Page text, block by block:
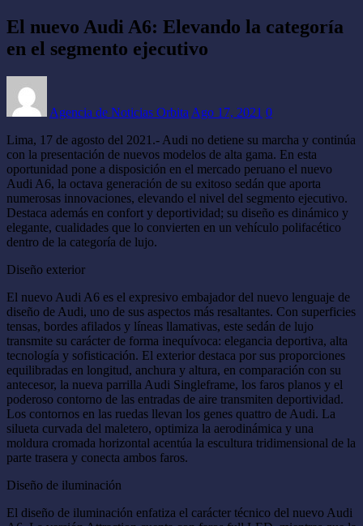
El nuevo Audi A6: Elevando la categoría
en el segmento ejecutivo
Agencia de Noticias Orbita Ago 17, 2021 0
Lima, 17 de agosto del 2021.- Audi no detiene su marcha y continúa
con la presentación de nuevos modelos de alta gama. En esta
oportunidad pone a disposición en el mercado peruano el nuevo
Audi A6, la octava generación de su exitoso sedán que aporta
numerosas innovaciones, elevando el nivel del segmento ejecutivo.
Destaca además en confort y deportividad; su diseño es dinámico y
elegante, cualidades que lo convierten en un vehículo polifacético
dentro de la categoría de lujo.
Diseño exterior
El nuevo Audi A6 es el expresivo embajador del nuevo lenguaje de
diseño de Audi, uno de sus aspectos más resaltantes. Con superficies
tensas, bordes afilados y líneas llamativas, este sedán de lujo
transmite su carácter de forma inequívoca: elegancia deportiva, alta
tecnología y sofisticación. El exterior destaca por sus proporciones
equilibradas en longitud, anchura y altura, en comparación con su
antecesor, la nueva parrilla Audi Singleframe, los faros planos y el
poderoso contorno de las entradas de aire transmiten deportividad.
Los contornos en las ruedas llevan los genes quattro de Audi. La
silueta curvada del maletero, optimiza la aerodinámica y una
moldura cromada horizontal acentúa la escultura tridimensional de la
parte trasera y conecta ambos faros.
Diseño de iluminación
El diseño de iluminación enfatiza el carácter técnico del nuevo Audi